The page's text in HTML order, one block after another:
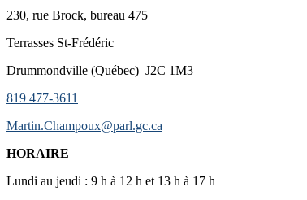
230, rue Brock, bureau 475
Terrasses St-Frédéric
Drummondville (Québec) J2C 1M3
819 477-3611
Martin.Champoux@parl.gc.ca
HORAIRE
Lundi au jeudi : 9 h à 12 h et 13 h à 17 h